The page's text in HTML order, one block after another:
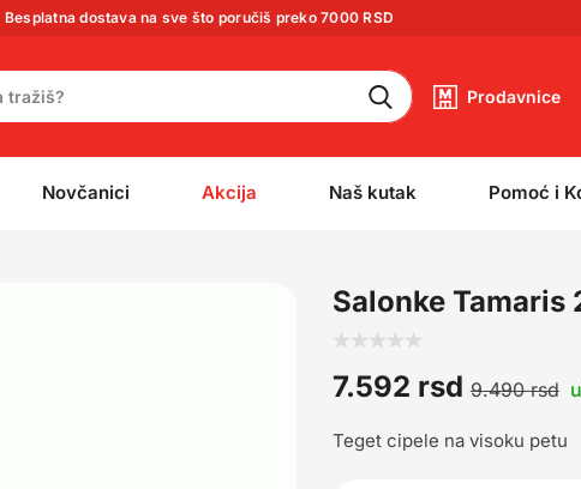
Besplatna dostava na sve što poručiš preko 7000 RSD
Prodavnice
Novčanici Akcija Naš kutak Pomoć i
Salonke Tamaris
7.592 rsd 9.490rsd
Teget cipele na visoku petu